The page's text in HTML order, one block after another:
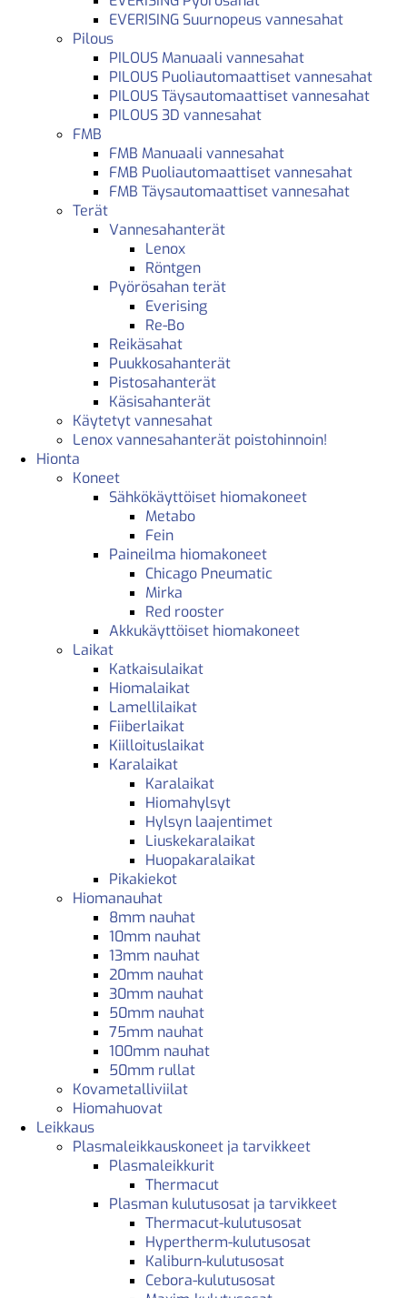
EVERISING Suurnopeus vannesahat
Pilous
PILOUS Manuaali vannesahat
PILOUS Puoliautomaattiset vannesahat
PILOUS Täysautomaattiset vannesahat
PILOUS 3D vannesahat
FMB
FMB Manuaali vannesahat
FMB Puoliautomaattiset vannesahat
FMB Täysautomaattiset vannesahat
Terät
Vannesahanterät
Lenox
Röntgen
Pyörösahan terät
Everising
Re-Bo
Reikäsahat
Puukkosahanterät
Pistosahanterät
Käsisahanterät
Käytetyt vannesahat
Lenox vannesahanterät poistohinnoin!
Hionta
Koneet
Sähkökäyttöiset hiomakoneet
Metabo
Fein
Paineilma hiomakoneet
Chicago Pneumatic
Mirka
Red rooster
Akkukäyttöiset hiomakoneet
Laikat
Katkaisulaikat
Hiomalaikat
Lamellilaikat
Fiiberlaikat
Kiilloituslaikat
Karalaikat
Karalaikat
Hiomahylsyt
Hylsyn laajentimet
Liuskekaralaikat
Huopakaralaikat
Pikakiekot
Hiomanauhat
8mm nauhat
10mm nauhat
13mm nauhat
20mm nauhat
30mm nauhat
50mm nauhat
75mm nauhat
100mm nauhat
50mm rullat
Kovametalliviilat
Hiomahuovat
Leikkaus
Plasmaleikkauskoneet ja tarvikkeet
Plasmaleikkurit
Thermacut
Plasman kulutusosat ja tarvikkeet
Thermacut-kulutusosat
Hypertherm-kulutusosat
Kaliburn-kulutusosat
Cebora-kulutusosat